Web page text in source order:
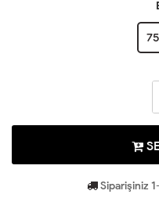
Siparişiniz